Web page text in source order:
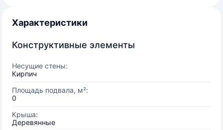
Характеристики
Конструктивные элементы
Несущие стены:
Кирпич
Площадь подвала, м²:
0
Крыша:
Деревянные